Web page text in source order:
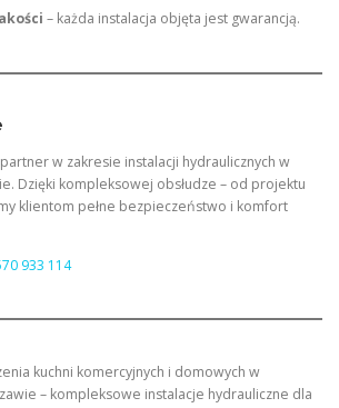
– każda instalacja objęta jest gwarancją.
w zakresie instalacji hydraulicznych w
Dzięki kompleksowej obsłudze – od projektu
klientom pełne bezpieczeństwo i komfort
933 114
kuchni komercyjnych i domowych w
– kompleksowe instalacje hydrauliczne dla